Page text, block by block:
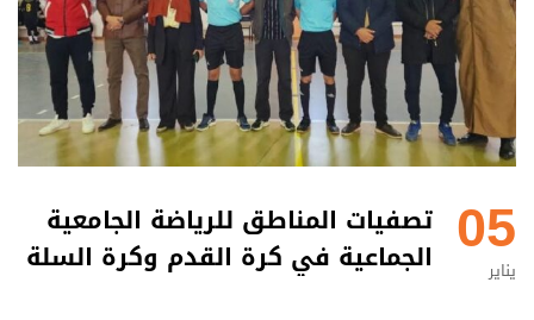
05
يناير
تصفيات المناطق للرياضة الجامعية
الجماعية في كرة القدم وكرة السلة